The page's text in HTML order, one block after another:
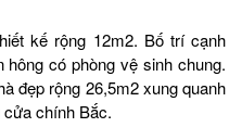
kế rộng 12m2. Bố trí cạnh
có phòng vệ sinh chung.
đẹp rộng 26,5m2 xung quanh
chính Bắc.